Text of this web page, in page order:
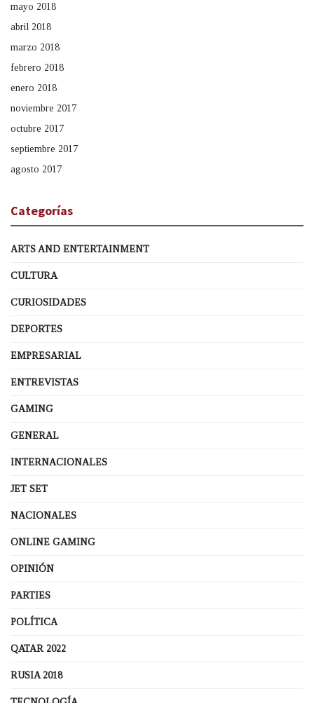
mayo 2018
abril 2018
marzo 2018
febrero 2018
enero 2018
noviembre 2017
octubre 2017
septiembre 2017
agosto 2017
Categorías
ARTS AND ENTERTAINMENT
CULTURA
CURIOSIDADES
DEPORTES
EMPRESARIAL
ENTREVISTAS
GAMING
GENERAL
INTERNACIONALES
JET SET
NACIONALES
ONLINE GAMING
OPINIÓN
PARTIES
POLÍTICA
QATAR 2022
RUSIA 2018